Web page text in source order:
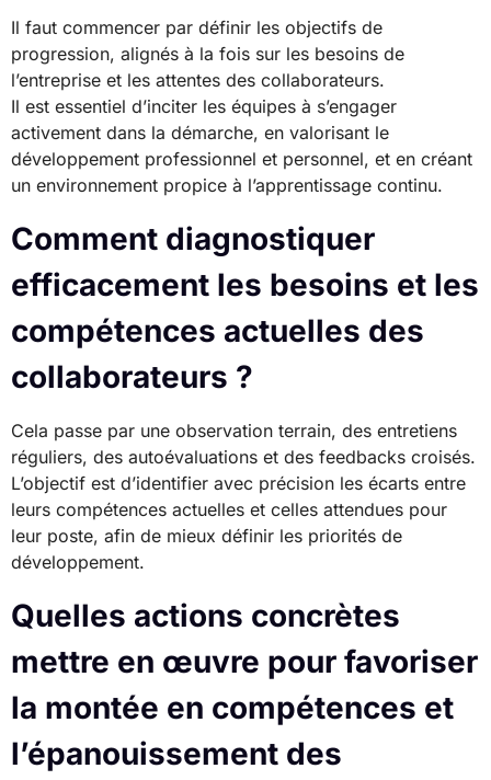
Il faut commencer par définir les objectifs de
progression, alignés à la fois sur les besoins de
l’entreprise et les attentes des collaborateurs.
Il est essentiel d’inciter les équipes à s’engager
activement dans la démarche, en valorisant le
développement professionnel et personnel, et en créant
un environnement propice à l’apprentissage continu.
Comment diagnostiquer
efficacement les besoins et les
compétences actuelles des
collaborateurs ?
Cela passe par une observation terrain, des entretiens
réguliers, des autoévaluations et des feedbacks croisés.
L’objectif est d’identifier avec précision les écarts entre
leurs compétences actuelles et celles attendues pour
leur poste, afin de mieux définir les priorités de
développement.
Quelles actions concrètes
mettre en œuvre pour favoriser
la montée en compétences et
l’épanouissement des